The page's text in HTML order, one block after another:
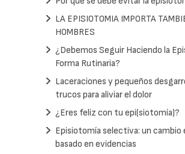
LA EPISIOTOMIA IMPORTA
HOMBRES
¿Debemos Seguir Haciendo la
Forma Rutinaria?
Laceraciones y pequeños
trucos para aliviar el dolor
¿Eres feliz con tu epi(siotomía)?
Episiotomía selectiva: un cambio
basado en evidencias